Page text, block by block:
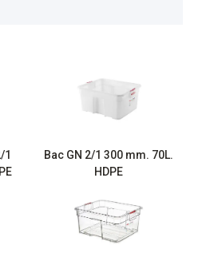
1
Bac GN 2/1 300 mm. 70L.
HDPE